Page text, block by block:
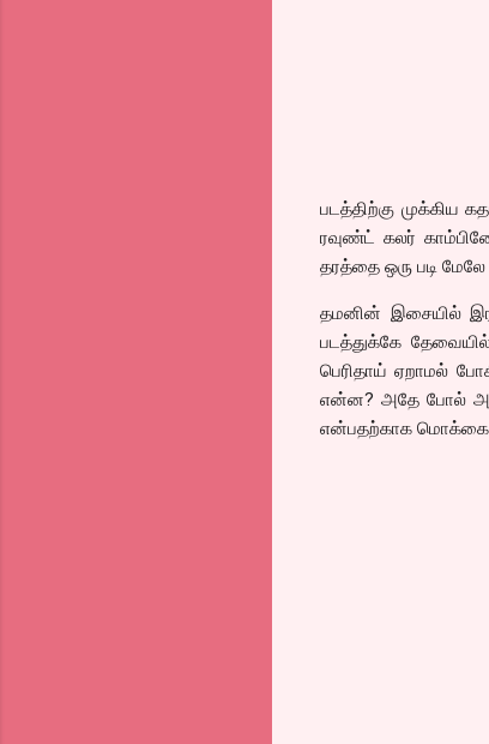
படத்திற்கு முக்கிய
ரவுண்ட் கலர்
தரத்தை ஒரு படி
தமனின் இசையில்
படத்துக்கே
பெரிதாய் ஏறாமல்
என்ன? அதே போல்
என்பதற்காக மொக்கை